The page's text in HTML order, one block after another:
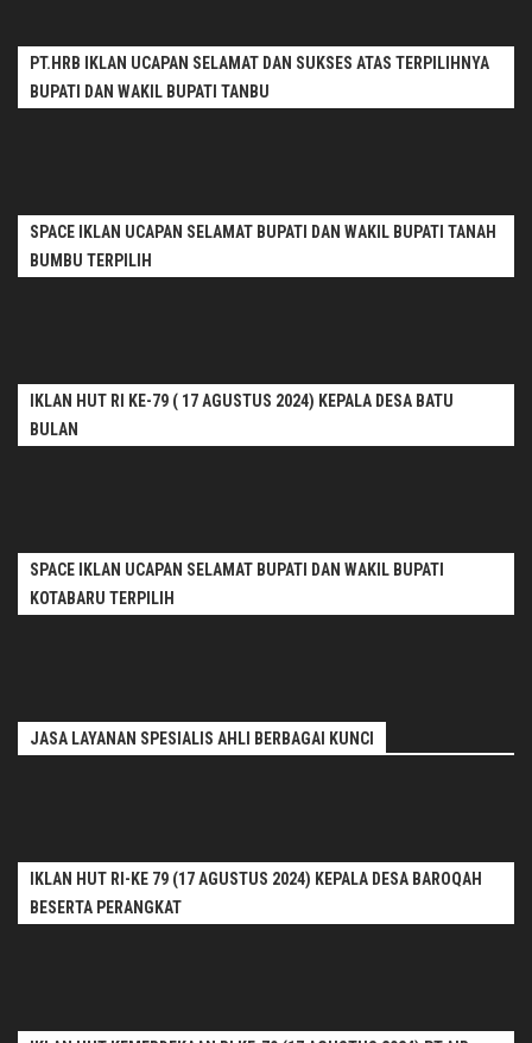
PT.HRB IKLAN UCAPAN SELAMAT DAN SUKSES ATAS TERPILIHNYA
BUPATI DAN WAKIL BUPATI TANBU
SPACE IKLAN UCAPAN SELAMAT BUPATI DAN WAKIL BUPATI TANAH
BUMBU TERPILIH
IKLAN HUT RI KE-79 ( 17 AGUSTUS 2024) KEPALA DESA BATU
BULAN
SPACE IKLAN UCAPAN SELAMAT BUPATI DAN WAKIL BUPATI
KOTABARU TERPILIH
JASA LAYANAN SPESIALIS AHLI BERBAGAI KUNCI
IKLAN HUT RI-KE 79 (17 AGUSTUS 2024) KEPALA DESA BAROQAH
BESERTA PERANGKAT